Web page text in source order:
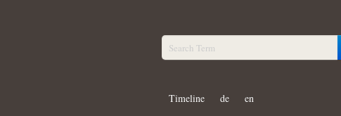
Timeline de en